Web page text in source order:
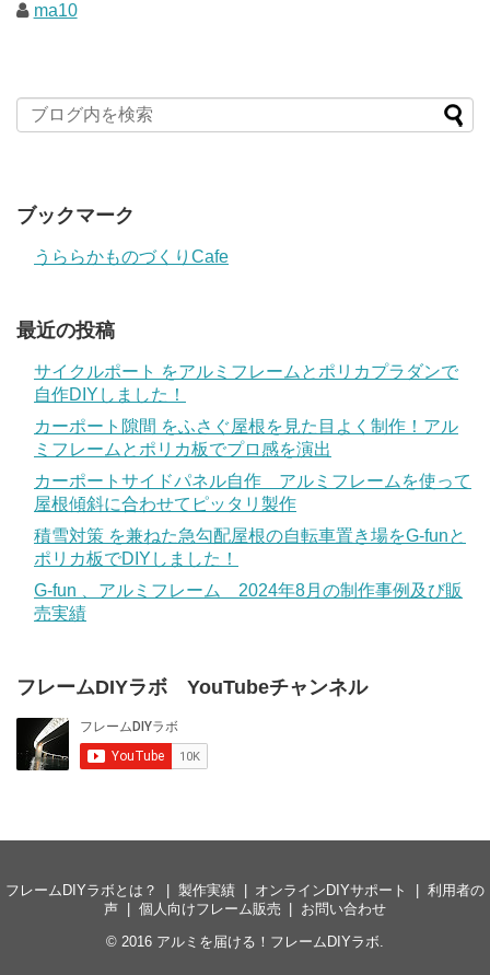
ma10
ブックマーク
うららかものづくりCafe
最近の投稿
サイクルポート をアルミフレームとポリカプラダンで
自作DIYしました！
カーポート隙間 をふさぐ屋根を見た目よく制作！アル
ミフレームとポリカ板でプロ感を演出
カーポートサイドパネル自作 アルミフレームを使って
屋根傾斜に合わせてピッタリ製作
積雪対策 を兼ねた急勾配屋根の自転車置き場をG-funと
ポリカ板でDIYしました！
G-fun 、アルミフレーム 2024年8月の制作事例及び販
売実績
フレームDIYラボ YouTubeチャンネル
フレームDIYラボとは？ 製作実績 オンラインDIYサポート
利用者の
声
個人向けフレーム販売
お問い合わせ
© 2016 アルミを届ける！フレームDIYラボ